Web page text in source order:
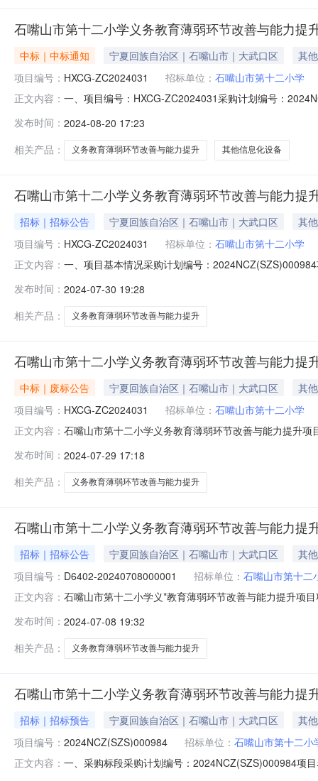
石嘴山市第十二小学义务教育薄弱环节改善与能力提
中标｜中标通知 宁夏回族自治区｜石嘴山市｜大武口区
其他
项目编号： HXCG-ZC2024031 招标单位： 石嘴山市第十二小学
正文内容： 一、项目编号：HXCG-ZC2024031采购计划编号：
四、主要标的信息货物类序号标的名称品目名称品牌（
发布时间： 2024-08-20 17:23
相关产品：
义务教育薄弱环节改善与能力提升 其他信息化设备
石嘴山市第十二小学义务教育薄弱环节改善与能力提
招标｜招标公告 宁夏回族自治区｜石嘴山市｜大武口区
其他
项目编号： HXCG-ZC2024031 招标单位： 石嘴山市第十二小学
正文内容： 一、项目基本情况采购计划编号：
环节改善与能力提升（二次）石嘴山市第十二小学义*教
发布时间： 2024-07-30 19:28
相关产品：
义务教育薄弱环节改善与能力提升
石嘴山市第十二小学义务教育薄弱环节改善与能力提
中标｜废标公告 宁夏回族自治区｜石嘴山市｜大武口区
其他
项目编号： HXCG-ZC2024031 招标单位： 石嘴山市第十二小学
正文内容： 石嘴山市第十二小学义务教育薄弱环节改善与能力提升
宁夏公共资源交易网发布的公告。四、凡对本次公告内
095220157432.采购代
发布时间： 2024-07-29 17:18
相关产品：
义务教育薄弱环节改善与能力提升
石嘴山市第十二小学义务教育薄弱环节改善与能力提
招标｜招标公告 宁夏回族自治区｜石嘴山市｜大武口区
其他
项目编号： D6402-20240708000001 招标单位： 石嘴山市第十二
正文内容： 石嘴山市第十二小学义*教育薄弱环节改善与能力提升项
本概况预算金额(元)备注石嘴山市第十二小学义*教育薄
发布时间： 2024-07-08 19:32
相关产品：
义务教育薄弱环节改善与能力提升
石嘴山市第十二小学义务教育薄弱环节改善与能力提
招标｜招标预告 宁夏回族自治区｜石嘴山市｜大武口区
其他
项目编号： 2024NCZ(SZS)000984 招标单位： 石嘴山市第十二小
正文内容： 一、采购标段采购计划编号：2024NCZ(SZS)000984项